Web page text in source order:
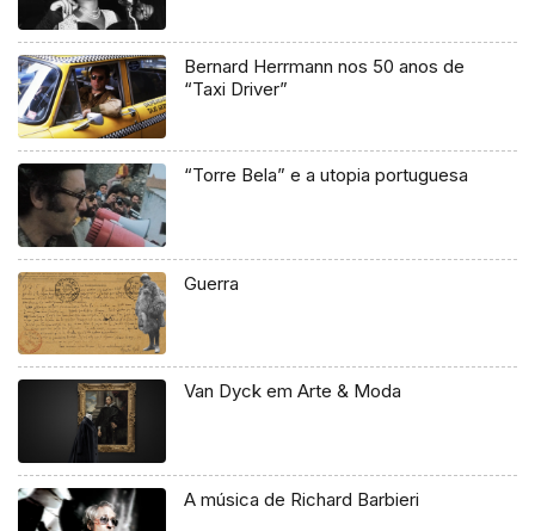
Bernard Herrmann nos 50 anos de
“Taxi Driver”
“Torre Bela” e a utopia portuguesa
Guerra
Van Dyck em Arte & Moda
A música de Richard Barbieri